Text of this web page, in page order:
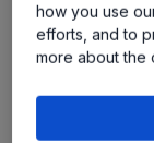
A80803
Multi-
how you use
efforts, and to
more about